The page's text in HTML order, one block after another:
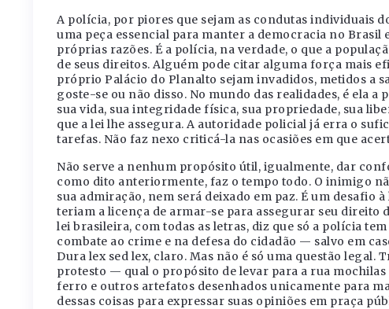
A polícia, por piores que sejam as condutas individuais
uma peça essencial para manter a democracia no
próprias razões. É a polícia, na verdade, o que a
de seus direitos. Alguém pode citar alguma força mais
próprio Palácio do Planalto sejam invadidos, metidos a
goste-se ou não disso. No mundo das realidades, é ela
sua vida, sua integridade física, sua propriedade, sua
que a lei lhe assegura. A autoridade policial já erra o
tarefas. Não faz nexo criticá-la nas ocasiões em que
Não serve a nenhum propósito útil, igualmente, dar
como dito anteriormente, faz o tempo todo. O inimigo
sua admiração, nem será deixado em paz. É um desafio
teriam a licença de armar-se para assegurar seu direito
lei brasileira, com todas as letras, diz que só a polícia
combate ao crime e na defesa do cidadão — salvo em
Dura lex sed lex, claro. Mas não é só uma questão legal.
protesto — qual o propósito de levar para a rua
ferro e outros artefatos desenhados unicamente para
dessas coisas para expressar suas opiniões em praça